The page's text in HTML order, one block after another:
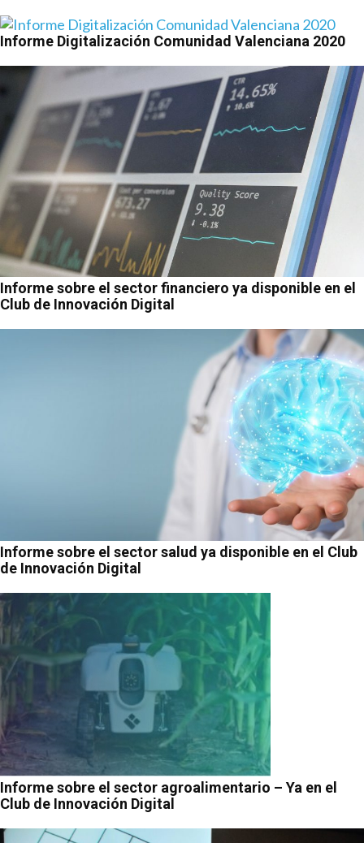
Informe Digitalización Comunidad Valenciana 2020
Informe sobre el sector financiero ya disponible en el
Club de Innovación Digital
Informe sobre el sector salud ya disponible en el Club
de Innovación Digital
Informe sobre el sector agroalimentario – Ya en el
Club de Innovación Digital